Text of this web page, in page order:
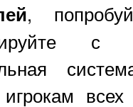
,
с
игрокам